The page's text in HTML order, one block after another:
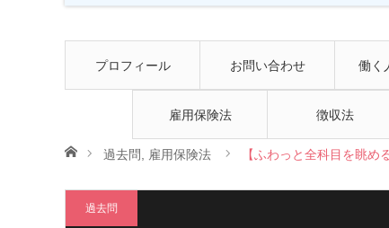
プロフィール お問い合わせ 働く
雇用保険法 徴収法
ホーム過去問 雇用保険法 【ふわっと全科目を眺
過去問